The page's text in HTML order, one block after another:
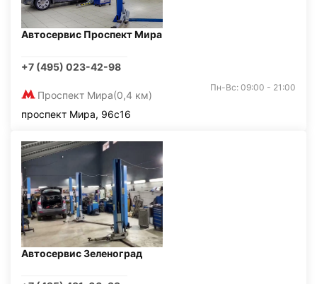
Автосервис Проспект Мира
+7 (495) 023-42-98
Проспект Мира(0,4 км)
Пн-Вс: 09:00 - 21:00
проспект Мира, 96с16
Автосервис Зеленоград